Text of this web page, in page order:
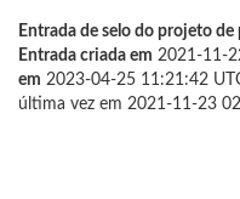
Entrada de selo do projeto
Entrada criada em 2021-11-
em 2023-04-25 11:21:42
última vez em 2021-11-23